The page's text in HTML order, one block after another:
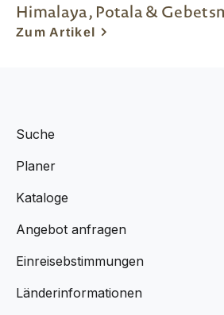
Himalaya, Potala &
Zum Artikel
Suche
Planer
Kataloge
Angebot anfragen
Einreisebstimmungen
Länderinformationen